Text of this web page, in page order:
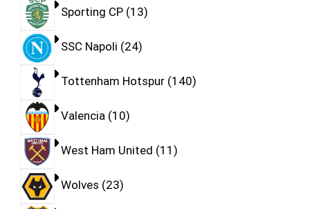
Sporting CP 13
SSC Napoli 24
Tottenham Hotspur 140
Valencia 10
West Ham United 11
Wolves 23